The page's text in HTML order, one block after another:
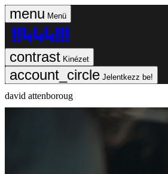
Menü
Kinézet
Jelentkezz be!
david attenboroug